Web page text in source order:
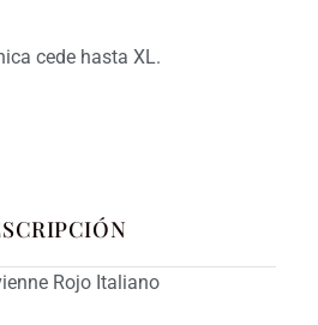
cede hasta XL.
Rojo Italiano